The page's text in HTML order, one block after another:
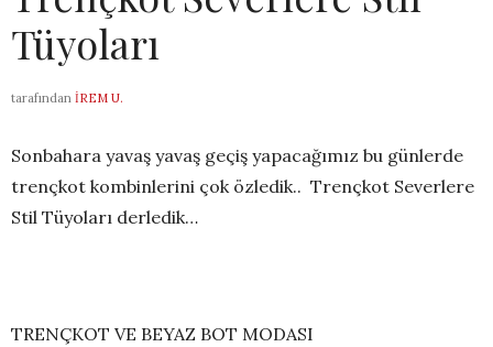
Tüyoları
tarafından İREM U.
Sonbahara yavaş yavaş geçiş yapacağımız bu günlerde
trençkot kombinlerini çok özledik.. Trençkot Severlere
Stil Tüyoları derledik…
TRENÇKOT VE BEYAZ BOT MODASI